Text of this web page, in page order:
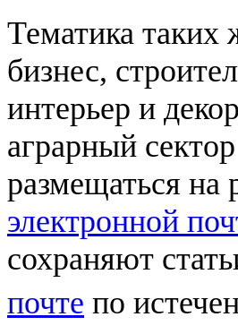
Тематика таких
бизнес,
интерьер и
аграрный
размещаться на
электронной
сохраняют
почте по